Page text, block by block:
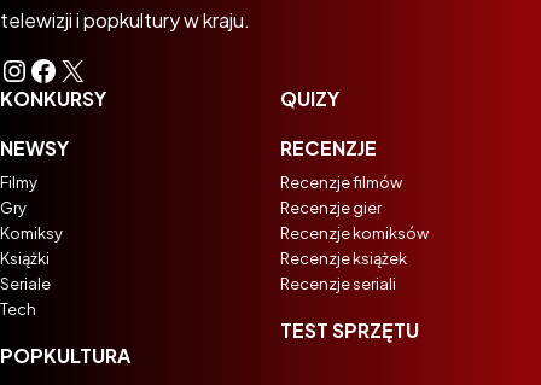
telewizji i popkultury w kraju.
Instagram
Facebook
X
KONKURSY
NEWSY
Filmy
Gry
Komiksy
Książki
Seriale
Tech
POPKULTURA
QUIZY
RECENZJE
Recenzje filmów
Recenzje gier
Recenzje komiksów
Recenzje książek
Recenzje seriali
TEST SPRZĘTU